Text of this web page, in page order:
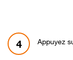
4 Appuyez